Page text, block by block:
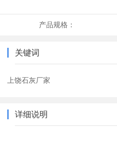
产品规格：
关键词
上饶石灰厂家
详细说明